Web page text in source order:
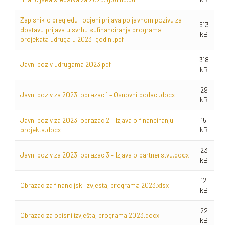
Zapisnik o pregledu i ocjeni prijava po javnom pozivu za
dostavu prijava u svrhu sufinanciranja programa-
projekata udruga u 2023. godini.pdf
513
kB
Javni poziv udrugama 2023.pdf
318
kB
Javni poziv za 2023. obrazac 1 – Osnovni podaci.docx
29
kB
Javni poziv za 2023. obrazac 2 – Izjava o financiranju
projekta.docx
15
kB
Javni poziv za 2023. obrazac 3 – Izjava o partnerstvu.docx
23
kB
Obrazac za financijski izvjestaj programa 2023.xlsx
12
kB
Obrazac za opisni izvještaj programa 2023.docx
22
kB